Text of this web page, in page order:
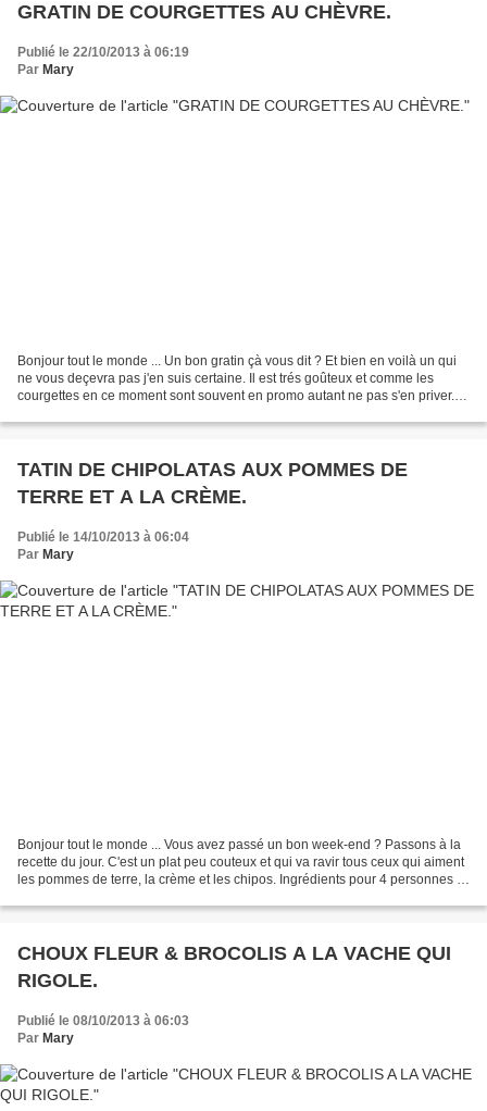
GRATIN DE COURGETTES AU CHÈVRE.
Publié le 22/10/2013 à 06:19
Par Mary
Bonjour tout le monde ... Un bon gratin çà vous dit ? Et bien en voilà un qui
ne vous deçevra pas j'en suis certaine. Il est trés goûteux et comme les
courgettes en ce moment sont souvent en promo autant ne pas s'en priver.
TATIN DE CHIPOLATAS AUX POMMES DE
TERRE ET A LA CRÈME.
Publié le 14/10/2013 à 06:04
Par Mary
Bonjour tout le monde ... Vous avez passé un bon week-end ? Passons à la
recette du jour. C'est un plat peu couteux et qui va ravir tous ceux qui aiment
les pommes de terre, la crème et les chipos. Ingrédients pour 4 personnes 8
CHOUX FLEUR & BROCOLIS A LA VACHE QUI
RIGOLE.
Publié le 08/10/2013 à 06:03
Par Mary